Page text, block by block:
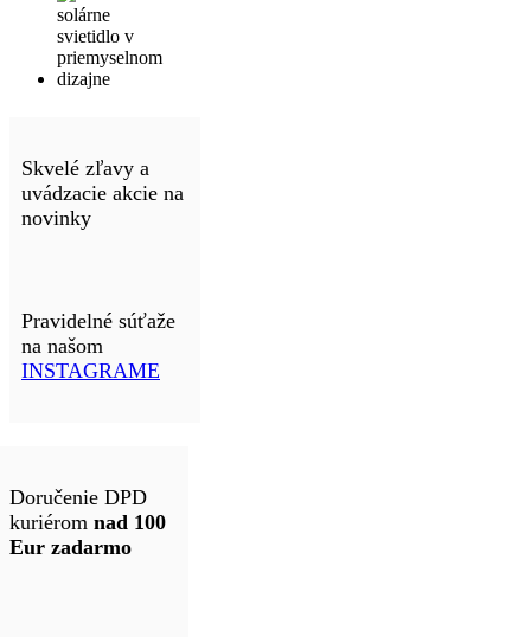
Skvelé zľavy a
uvádzacie akcie na
novinky
Pravidelné súťaže
na našom
INSTAGRAME
Doručenie DPD
kuriérom nad 100
Eur zadarmo